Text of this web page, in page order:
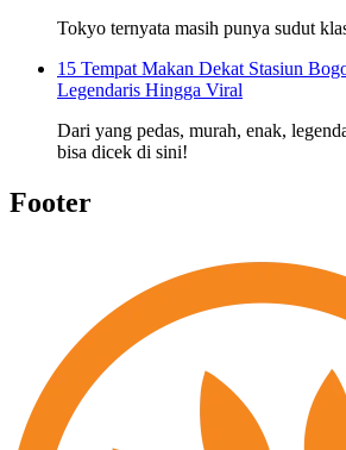
Tokyo ternyata masih punya sudut
15 Tempat Makan Dekat Stasiun
Legendaris Hingga Viral
Dari yang pedas, murah, enak,
bisa dicek di sini!
Footer